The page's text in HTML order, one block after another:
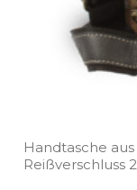
Handtasche
Reißverschluss